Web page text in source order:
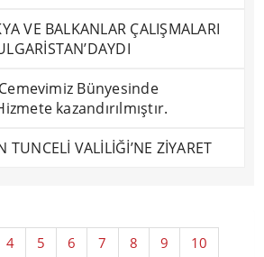
VE BALKANLAR ÇALIŞMALARI
Bünyesinde
kazandırılmıştır.
TUNCELİ VALİLİĞİ’NE ZİYARET
4 5 6 7 8 9 10